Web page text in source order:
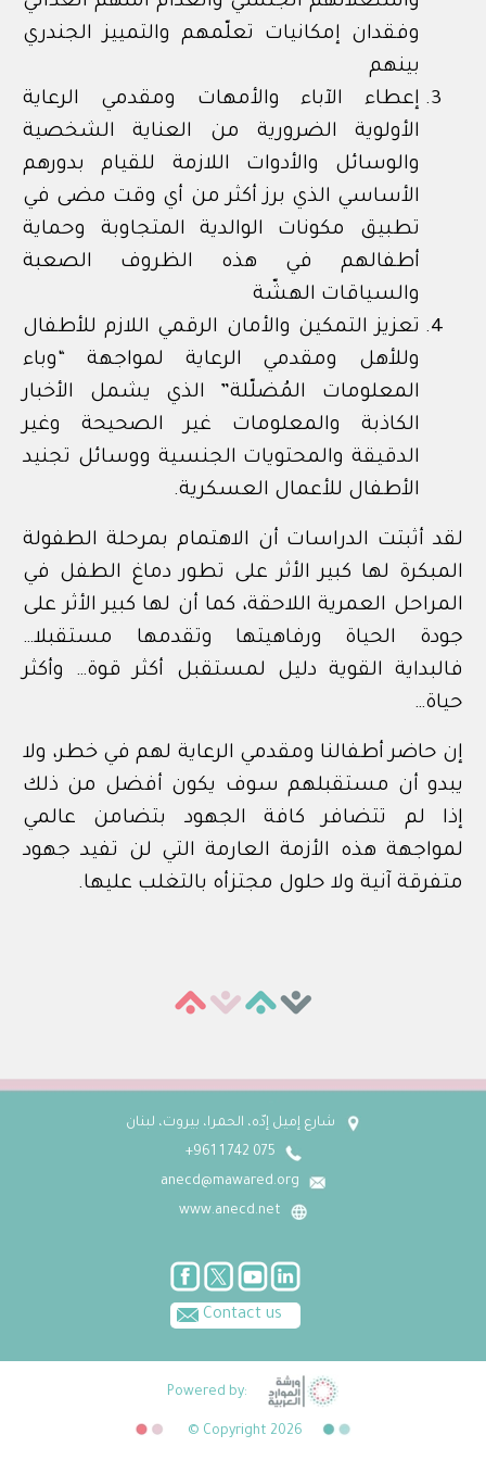
وفقدان إمكانيات تعلّمهم والتمييز الجندري
بينهم
إعطاء الآباء والأمهات ومقدمي الرعاية
الأولوية الضرورية من العناية الشخصية
والوسائل والأدوات اللازمة للقيام بدورهم
الأساسي الذي برز أكثر من أي وقت مضى في
تطبيق مكونات الوالدية المتجاوبة وحماية
أطفالهم في هذه الظروف الصعبة
والسياقات الهشّة
تعزيز التمكين والأمان الرقمي اللازم للأطفال
وللأهل ومقدمي الرعاية لمواجهة “وباء
المعلومات المُضلّلة” الذي يشمل الأخبار
الكاذبة والمعلومات غير الصحيحة وغير
الدقيقة والمحتويات الجنسية ووسائل تجنيد
الأطفال للأعمال العسكرية.
لقد أثبتت الدراسات أن الاهتمام بمرحلة الطفولة
المبكرة لها كبير الأثر على تطور دماغ الطفل في
المراحل العمرية اللاحقة، كما أن لها كبير الأثر على
جودة الحياة ورفاهيتها وتقدمها مستقبلا…
فالبداية القوية دليل لمستقبل أكثر قوة… وأكثر
حياة…
إن حاضر أطفالنا ومقدمي الرعاية لهم في خطر، ولا
يبدو أن مستقبلهم سوف يكون أفضل من ذلك
إذا لم تتضافر كافة الجهود بتضامن عالمي
لمواجهة هذه الأزمة العارمة التي لن تفيد جهود
متفرقة آنية ولا حلول مجتزأه بالتغلب عليها.
شارع إميل إدّه، الحمرا، بيروت، لبنان
075 742 1 961+
anecd@mawared.org
www.anecd.net
Contact us
Powered by:
© Copyright 2026